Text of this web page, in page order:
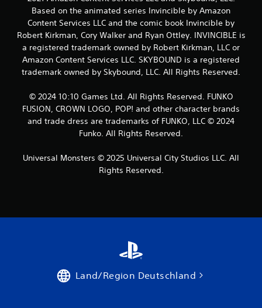
Based on the animated series Invincible by Amazon
Content Services LLC and the comic book Invincible by
Robert Kirkman, Cory Walker and Ryan Ottley. INVINCIBLE is
a registered trademark owned by Robert Kirkman, LLC or
Amazon Content Services LLC. SKYBOUND is a registered
trademark owned by Skybound, LLC. All Rights Reserved.
© 2024 10:10 Games Ltd. All Rights Reserved. FUNKO
FUSION, CROWN LOGO, POP! and other character brands
and trade dress are trademarks of FUNKO, LLC © 2024
Funko. All Rights Reserved.
Universal Monsters © 2025 Universal City Studios LLC. All
Rights Reserved.
Land/Region Deutschland